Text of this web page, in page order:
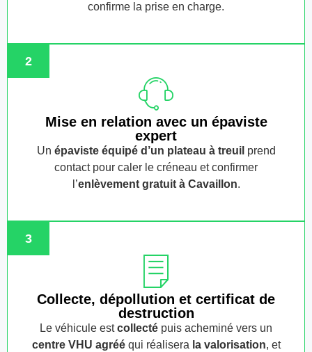
confirme la prise en charge.
2
Mise en relation avec un épaviste
expert
Un épaviste équipé d’un plateau à treuil prend
contact pour caler le créneau et confirmer
l’enlèvement gratuit à Cavaillon.
3
Collecte, dépollution et certificat de
destruction
Le véhicule estcollecté puis acheminé vers un
centre VHU agrééqui réalisera la valorisation, et